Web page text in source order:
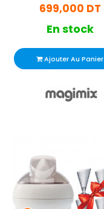
699,000 DT
En stock
Ajouter Au Panier